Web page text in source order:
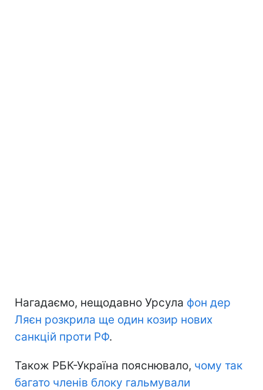
Нагадаємо, нещодавно Урсула фон дер
Ляєн розкрила ще один козир нових
санкцій проти РФ.
Також РБК-Україна пояснювало, чому так
багато членів блоку гальмували